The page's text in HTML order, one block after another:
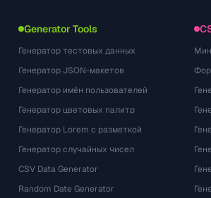
Generator Tools
Генератор тестовых данных
Генератор JSON-макетов
Генератор имён пользователей
Генератор цветовых палитр
Генератор Lorem с разметкой
Генератор случайных чисел
CSV Data Generator
Random Date Generator